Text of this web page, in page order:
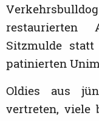
Sitzmulde
patinierten
Oldies aus
vertreten, viele